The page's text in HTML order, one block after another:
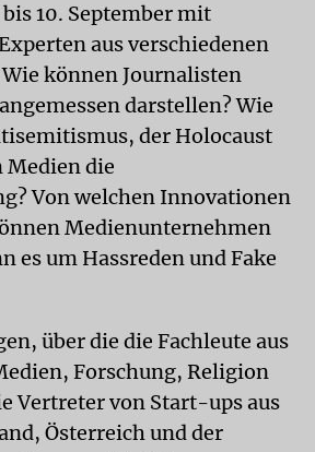
10. September mit
aus verschiedenen
können Journalisten
darstellen? Wie
der Holocaust
Medien die
Von welchen Innovationen
Medienunternehmen
es um Hassreden und Fake
über die die Fachleute aus
Forschung, Religion
Vertreter von Start-ups aus
Österreich und der